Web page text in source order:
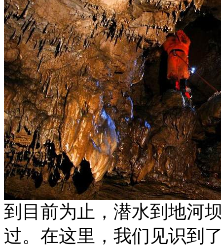
到目前为止，潜水到地河
过。在这里，我们见识到